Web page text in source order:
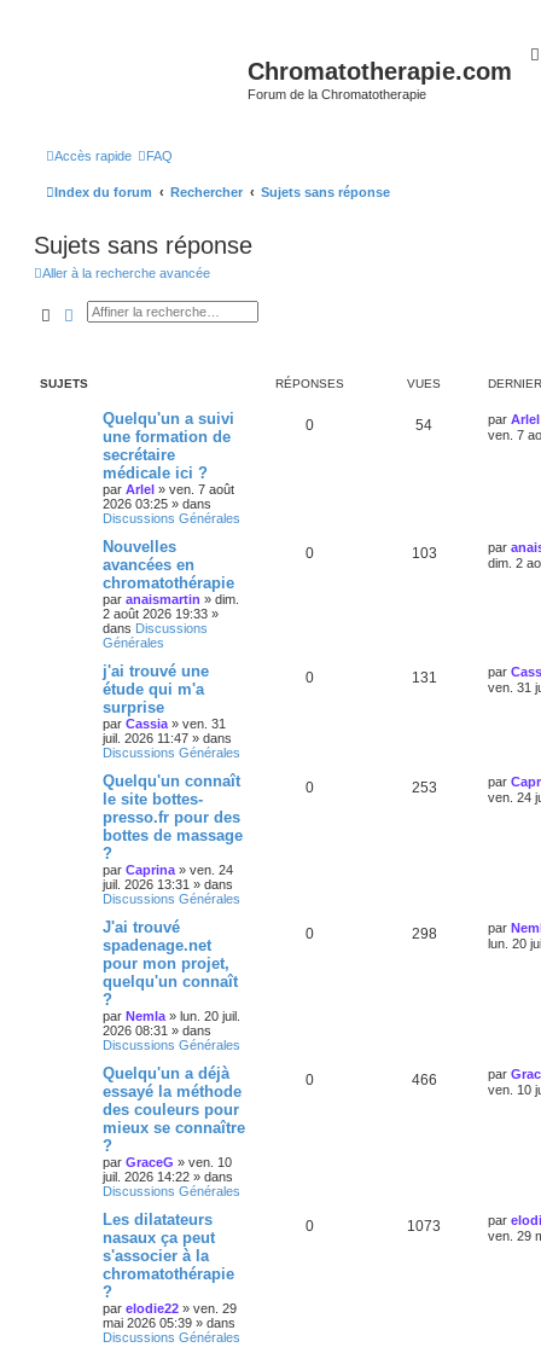
Chromatotherapie.com
Forum de la Chromatotherapie
Accès rapide FAQ
Index du forum Rechercher Sujets sans réponse
Sujets sans réponse
Aller à la recherche avancée
Rechercher
Recherche avancée
SUJETS RÉPONSES VUES
Quelqu'un a suivi
une formation de
secrétaire
médicale ici ?
par Arlel » ven. 7 août
2026 03:25 » dans
Discussions Générales
0 54 par Arlel
ven. 7
Nouvelles
avancées en
chromatothérapie
par anaismartin » dim.
2 août 2026 19:33 »
dans Discussions
Générales
0 103 par
dim. 2
j'ai trouvé une
étude qui m'a
surprise
par Cassia » ven. 31
juil. 2026 11:47 » dans
Discussions Générales
0 131 par
ven. 31
Quelqu'un connaît
le site bottes-
presso.fr pour des
bottes de massage
?
par Caprina » ven. 24
juil. 2026 13:31 » dans
Discussions Générales
0 253 par
ven. 24
J'ai trouvé
spadenage.net
pour mon projet,
quelqu'un connaît
?
par Nemla » lun. 20 juil.
2026 08:31 » dans
Discussions Générales
0 298 par
lun. 20
Quelqu'un a déjà
essayé la méthode
des couleurs pour
mieux se connaître
?
par GraceG » ven. 10
juil. 2026 14:22 » dans
Discussions Générales
0 466 par
ven. 10
Les dilatateurs
nasaux ça peut
s'associer à la
chromatothérapie
?
par elodie22 » ven. 29
mai 2026 05:39 » dans
Discussions Générales
0 1073 par
ven. 29